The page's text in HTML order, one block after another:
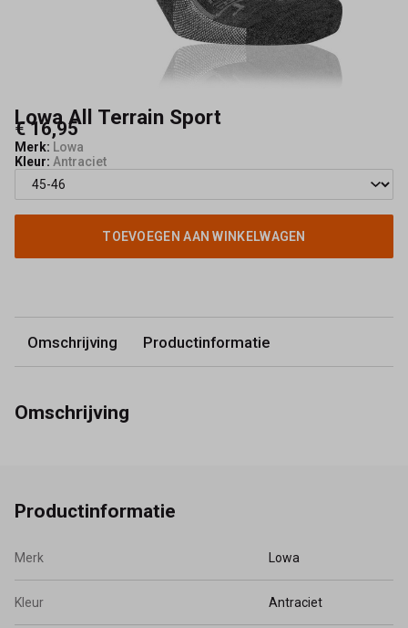
Lowa All Terrain Sport
€ 16,95
Merk: Lowa
Kleur: Antraciet
TOEVOEGEN AAN WINKELWAGEN
Omschrijving Productinformatie
Omschrijving
Productinformatie
Merk Lowa
Kleur Antraciet